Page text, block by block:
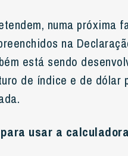
numa próxima
na
está sendo
de índice e de dólar
usar a calculadora